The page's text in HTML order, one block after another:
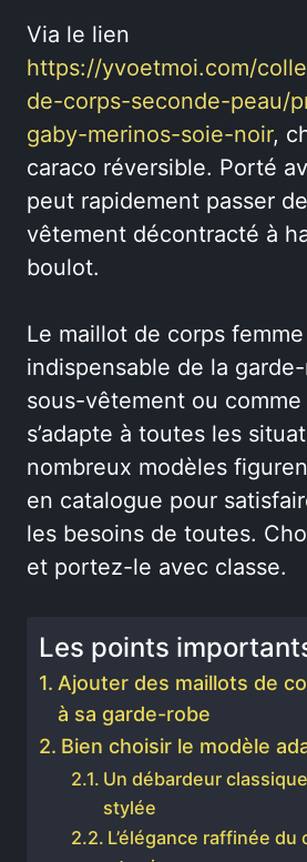
Via le lien
https://yvoetmoi.com/
de-corps-seconde-peau/
gaby-merinos-soie-noir,
caraco réversible. Porté
peut rapidement passer
vêtement décontracté à
boulot.
Le maillot de corps
indispensable de la
sous-vêtement ou
s’adapte à toutes les
nombreux modèles
en catalogue pour
les besoins de toutes.
et portez-le avec classe.
Les points
Ajouter des maillots de
à sa garde-robe
Bien choisir le modèle
Un débardeur
stylée
L’élégance raffinée du